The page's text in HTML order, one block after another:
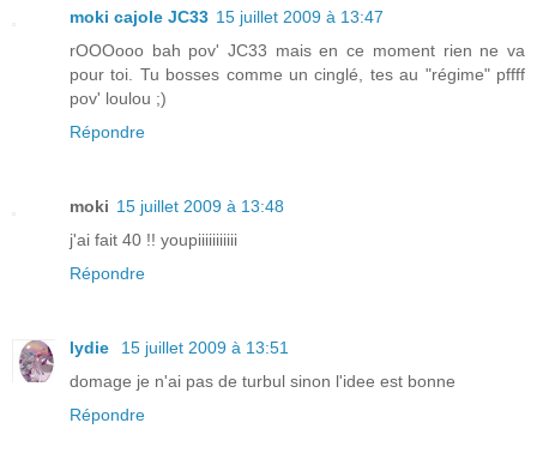
moki cajole JC33 15 juillet 2009 à 13:47
rOOOooo bah pov' JC33 mais en ce moment rien ne va
pour toi. Tu bosses comme un cinglé, tes au "régime" pffff
pov' loulou ;)
Répondre
moki 15 juillet 2009 à 13:48
j'ai fait 40 !! youpiiiiiiiiiii
Répondre
lydie
15 juillet 2009 à 13:51
domage je n'ai pas de turbul sinon l'idee est bonne
Répondre